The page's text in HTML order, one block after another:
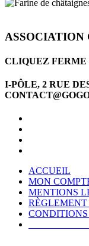
ASSOCIATION
CLIQUEZ FERME
I-PÔLE, 2 RUE
ACCUEIL
MON
MENTIONS